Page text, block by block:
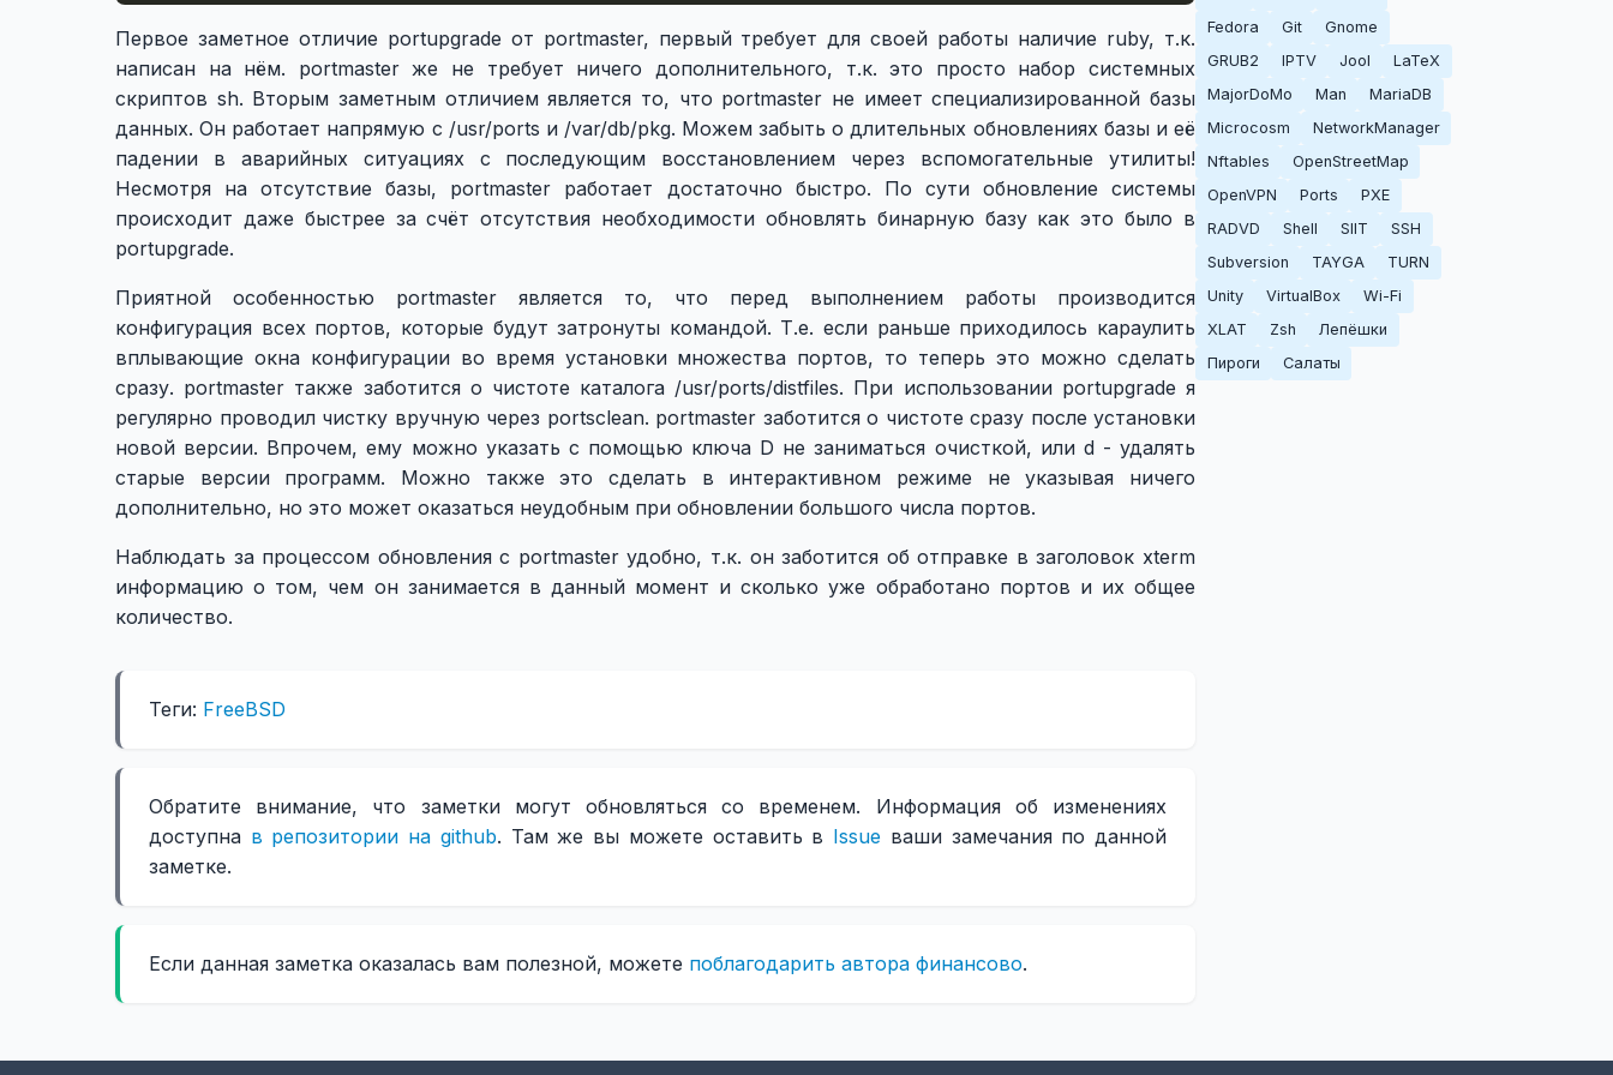
Первое заметное отличие portupgrade от portmaster, первый требует для своей работы наличие ruby, т.к.
написан на нём. portmaster же не требует ничего дополнительного, т.к. это просто набор системных
скриптов sh. Вторым заметным отличием является то, что portmaster не имеет специализированной базы
данных. Он работает напрямую с /usr/ports и /var/db/pkg. Можем забыть о длительных обновлениях базы и её
падении в аварийных ситуациях с последующим восстановлением через вспомогательные утилиты!
Несмотря на отсутствие базы, portmaster работает достаточно быстро. По сути обновление системы
происходит даже быстрее за счёт отсутствия необходимости обновлять бинарную базу как это было в
portupgrade.
Приятной особенностью portmaster является то, что перед выполнением работы производится
конфигурация всех портов, которые будут затронуты командой. Т.е. если раньше приходилось караулить
вплывающие окна конфигурации во время установки множества портов, то теперь это можно сделать
сразу. portmaster также заботится о чистоте каталога /usr/ports/distfiles. При использовании portupgrade я
регулярно проводил чистку вручную через portsclean. portmaster заботится о чистоте сразу после установки
новой версии. Впрочем, ему можно указать с помощью ключа D не заниматься очисткой, или d - удалять
старые версии программ. Можно также это сделать в интерактивном режиме не указывая ничего
дополнительно, но это может оказаться неудобным при обновлении большого числа портов.
Наблюдать за процессом обновления с portmaster удобно, т.к. он заботится об отправке в заголовок xterm
информацию о том, чем он занимается в данный момент и сколько уже обработано портов и их общее
количество.
Теги: FreeBSD
Обратите внимание, что заметки могут обновляться со временем. Информация об изменениях
доступна в репозитории на github. Там же вы можете оставить в Issue ваши замечания по данной
заметке.
Если данная заметка оказалась вам полезной, можете поблагодарить автора финансово.
Fedora
Git
Gnome
GRUB2
IPTV Jool
LaTeX
MajorDoMo
Man
MariaDB
Microcosm
NetworkManager
Nftables
OpenStreetMap
OpenVPN
Ports
PXE
RADVD
Shell SIIT
SSH
Subversion
TAYGA
TURN
Unity
VirtualBox
Wi-Fi
XLAT
Zsh
Лепёшки
Пироги
Салаты